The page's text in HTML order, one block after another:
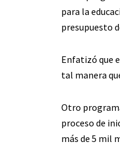
para la
presupuesto
Enfatizó que
tal manera
Otro
proceso de
más de 5 mil